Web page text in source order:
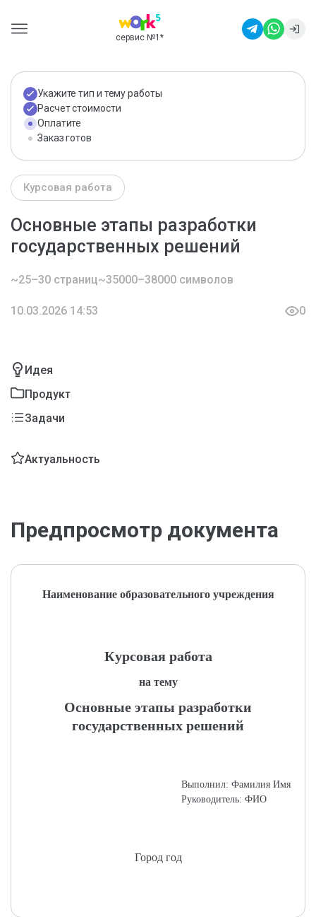
сервис №1 *
Укажите тип и тему работы
Расчет стоимости
Оплатите
Заказ готов
Курсовая работа
Основные этапы разработки
государственных решений
~25–30 страниц~35000–38000 символов
10.03.2026 14:53 0
Идея
Продукт
Задачи
Актуальность
Предпросмотр документа
Наименование образовательного учреждения
Курсовая работа
на тему
Основные этапы разработки
государственных решений
Выполнил: Фамилия Имя
Руководитель: ФИО
Город год